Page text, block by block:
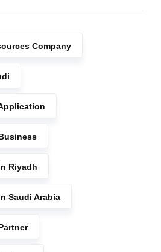
Company
Riyadh
Saudi Arabia